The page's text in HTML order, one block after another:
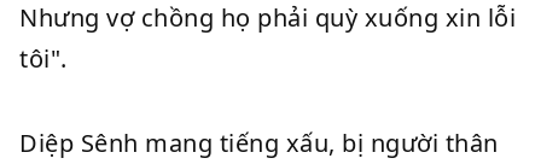
Nhưng vợ chồng họ phải quỳ xuống xin lỗi
tôi".
Diệp Sênh mang tiếng xấu, bị người thân